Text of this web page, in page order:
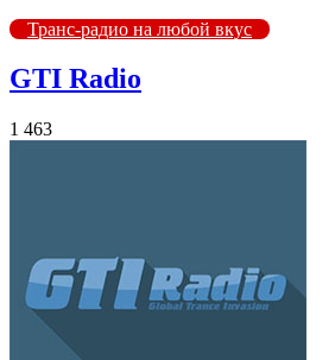
Транс-радио на любой вкус
GTI Radio
1 463